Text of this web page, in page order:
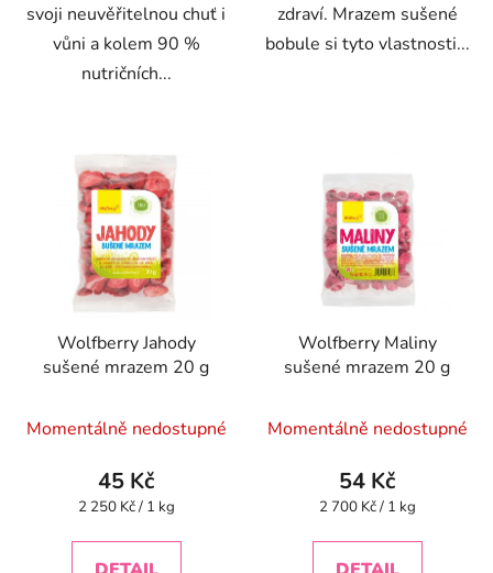
svoji neuvěřitelnou chuť i
vůni a kolem 90 %
nutričních...
zdraví. Mrazem sušené
bobule si tyto vlastnosti...
Wolfberry Jahody
sušené mrazem 20 g
Momentálně nedostupné
45 Kč
Měrná
2 250 Kč / 1 kg
Wolfberry Maliny
sušené mrazem 20 g
hodnocení
produktu
je
z
Momentálně nedostupné
54 Kč
Měrná
2 700 Kč / 1 kg